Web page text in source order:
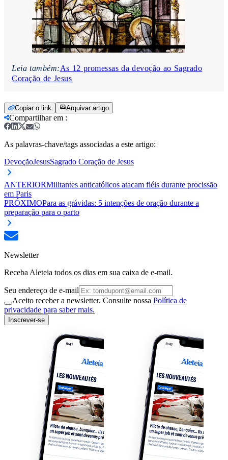
Leia também:As 12 promessas da devoção ao Sagrado
Coração de Jesus
Copiar o link Arquivar artigo
Compartilhar em :
As palavras-chave/tags associadas a este artigo:
DevoçãoJesusSagrado Coração de Jesus
ANTERIORMilitantes anticatólicos atacam fiéis durante procissão
em Paris
PRÓXIMOPara as grávidas: 5 intenções de oração durante a
preparação para o parto
Newsletter
Receba Aleteia todos os dias em sua caixa de e-mail.
Seu endereço de e-mail
Aceito receber a newsletter. Consulte nossa Política de
privacidade para saber mais.
Inscrever-se